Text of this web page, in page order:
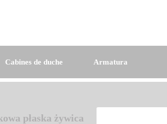
Cabines de duche Armatura
płaska żywica